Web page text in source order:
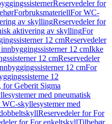
Reservedeler for
ForbruksmateriellFor WC-
av skyllingReservedeler for
aktivering av skyllingFor
12 cmReservedeler
12 cmIkke
12 cmReservedeler
12 cmFor
12
for Geberit Sigma
med pneumatisk
skyllesystemer med
Reservedeler for For
for For enkeltskyllTilbehør